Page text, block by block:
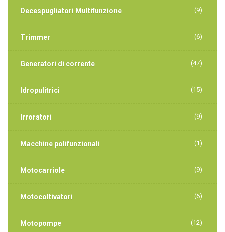
Decespugliatori Multifunzione (9)
Trimmer (6)
Generatori di corrente (47)
Idropulitrici (15)
Irroratori (9)
Macchine polifunzionali (1)
Motocarriole (9)
Motocoltivatori (6)
Motopompe (12)